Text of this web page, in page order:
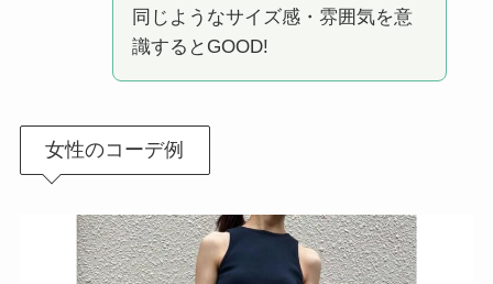
同じようなサイズ感・雰囲気を意
識するとGOOD!
女性のコーデ例